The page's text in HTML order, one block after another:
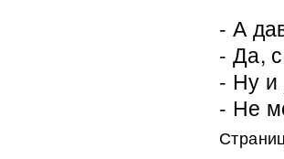
- А
- Да,
- Ну и
- Не